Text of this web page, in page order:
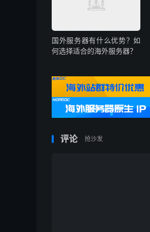
国外服务器有什么优势？如
何选择适合的海外服务器？
评论 抢沙发